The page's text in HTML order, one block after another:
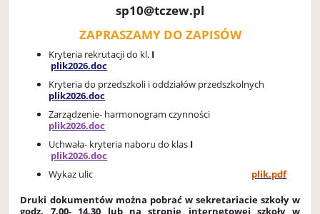
sp10@tczew.pl
ZAPRASZAMY DO ZAPISÓW
Kryteria rekrutacji do kl. I
plik2026.doc
Kryteria do przedszkoli i oddziałów przedszkolnych
plik2026.doc
Zarządzenie- harmonogram czynności
plik2026.doc
Uchwała- kryteria naboru do klas I
plik2026.doc
Wykaz ulic plik.pdf
Druki dokumentów można pobrać w sekretariacie szkoły w
godz. 7.00- 14.30 lub na stronie internetowej szkoły w